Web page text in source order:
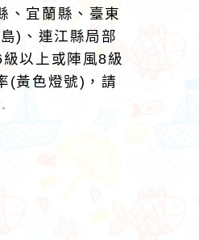
、宜蘭縣、臺東
)、連江縣局部
以上或陣風8級
(黃色燈號)，請